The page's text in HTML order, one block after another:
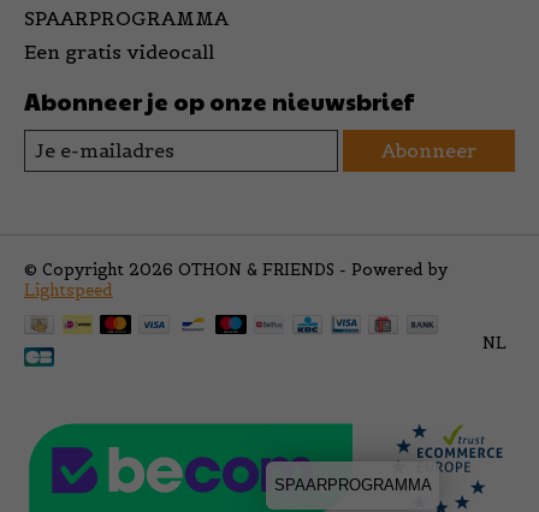
SPAARPROGRAMMA
Een gratis videocall
Abonneer je op onze nieuwsbrief
Abonneer
© Copyright 2026 OTHON & FRIENDS - Powered by
Lightspeed
NL
SPAARPROGRAMMA